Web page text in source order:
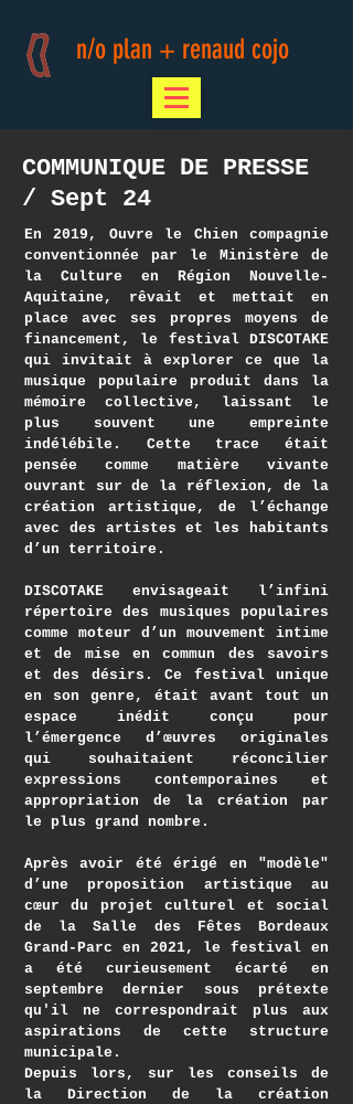
n/o plan + renaud cojo
COMMUNIQUE DE PRESSE
/ Sept 24
En 2019, Ouvre le Chien compagnie
conventionnée par le Ministère de
la Culture en Région Nouvelle-
Aquitaine, rêvait et mettait en
place avec ses propres moyens de
financement, le festival DISCOTAKE
qui invitait à explorer ce que la
musique populaire produit dans la
mémoire collective, laissant le
plus souvent une empreinte
indélébile. Cette trace était
pensée comme matière vivante
ouvrant sur de la réflexion, de la
création artistique, de l’échange
avec des artistes et les habitants
d’un territoire.
DISCOTAKE envisageait l’infini
répertoire des musiques populaires
comme moteur d’un mouvement intime
et de mise en commun des savoirs
et des désirs. Ce festival unique
en son genre, était avant tout un
espace inédit conçu pour
l’émergence d’œuvres originales
qui souhaitaient réconcilier
expressions contemporaines et
appropriation de la création par
le plus grand nombre.
Après avoir été érigé en "modèle"
d’une proposition artistique au
cœur du projet culturel et social
de la Salle des Fêtes Bordeaux
Grand-Parc en 2021, le festival en
a été curieusement écarté en
septembre dernier sous prétexte
qu'il ne correspondrait plus aux
aspirations de cette structure
municipale.
Depuis lors, sur les conseils de
la Direction de la création